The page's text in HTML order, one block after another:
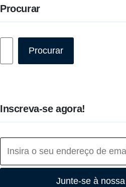
Procurar
Procurar
Inscreva-se agora!
Junte-se à